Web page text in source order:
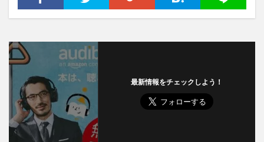
最新情報をチェックしよう！